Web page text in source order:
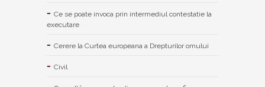
Ce se poate invoca prin intermediul contestatie la
executare
Cerere la Curtea europeana a Drepturilor omului
Civil